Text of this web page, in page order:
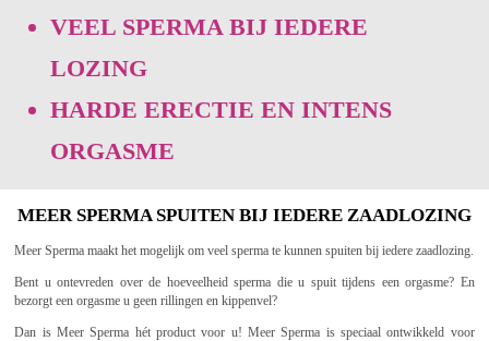
VEEL SPERMA BIJ IEDERE
LOZING
HARDE ERECTIE EN INTENS
ORGASME
MEER SPERMA SPUITEN BIJ IEDERE ZAADLOZING
Meer Sperma maakt het mogelijk om veel sperma te kunnen spuiten bij iedere zaadlozing.
Bent u ontevreden over de hoeveelheid sperma die u spuit tijdens een orgasme? En
bezorgt een orgasme u geen rillingen en kippenvel?
Dan is Meer Sperma hét product voor u! Meer Sperma is speciaal ontwikkeld voor